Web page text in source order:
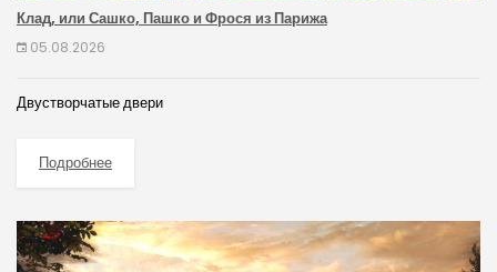
Клад, или Сашко, Пашко и Фрося из Парижа
05.08.2026
Двустворчатые двери
Подробнее